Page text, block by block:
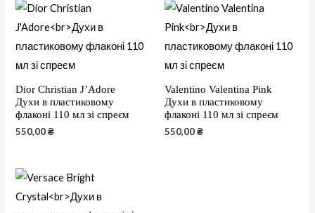
Dior Christian J’Adore
Духи в пластиковому
флаконі 110 мл зі спреєм
550,00₴
Valentino Valentina Pink
Духи в пластиковому
флаконі 110 мл зі спреєм
550,00₴